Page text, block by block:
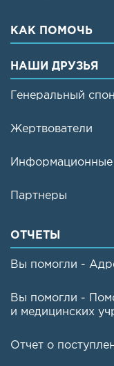
КАК ПОМОЧЬ
НАШИ ДРУЗЬЯ
Генеральный
Жертвователи
Информационные
Партнеры
ОТЧЕТЫ
Вы помогли -
Вы помогли -
и медицинских
Отчет о